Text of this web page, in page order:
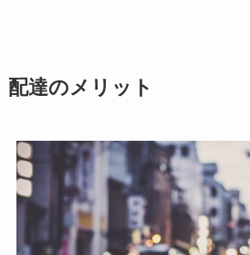
配達のメリット